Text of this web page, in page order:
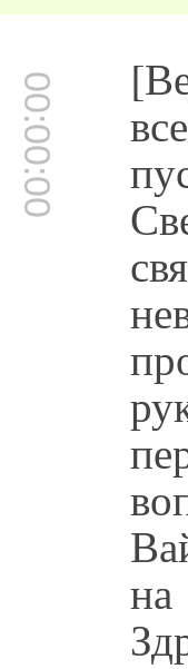
00:00:00